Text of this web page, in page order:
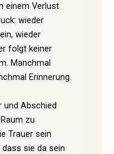
einem Verlust
wieder
wieder
folgt keiner
Manchmal
Erinnerung.
und Abschied
zu
Trauer sein
dass sie da sein